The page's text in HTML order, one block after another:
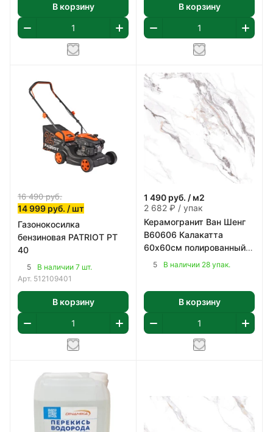
В корзину В корзину
16 490руб.
14 999 руб. / шт
Газонокосилка
бензиновая PATRIOT PT
40
5
В наличии 7 шт.
Арт. 512109401
В корзину
1 490 руб. / м2
2 682 ₽ / упак
Керамогранит Ван Шенг
В60606 Калакатта
60х60см полированный
цвет бело-серый 1,8 м2/
5 В наличии 28 упак.
В корзину